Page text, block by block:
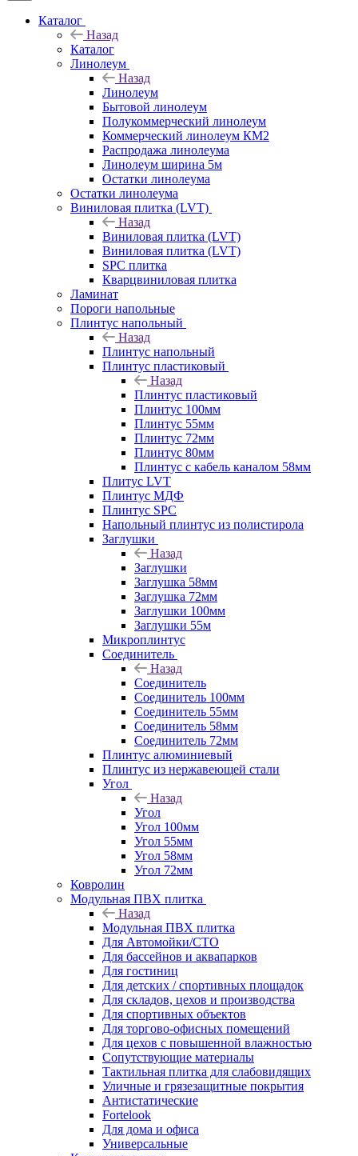
Каталог
Назад
Каталог
Линолеум
Назад
Линолеум
Бытовой линолеум
Полукоммерческий линолеум
Коммерческий линолеум КМ2
Распродажа линолеума
Линолеум ширина 5м
Остатки линолеума
Остатки линолеума
Виниловая плитка (LVT)
Назад
Виниловая плитка (LVT)
Виниловая плитка (LVT)
SPC плитка
Кварцвиниловая плитка
Ламинат
Пороги напольные
Плинтус напольный
Назад
Плинтус напольный
Плинтус пластиковый
Назад
Плинтус пластиковый
Плинтус 100мм
Плинтус 55мм
Плинтус 72мм
Плинтус 80мм
Плинтус с кабель каналом 58мм
Плитус LVT
Плинтус МДФ
Плинтус SPC
Напольный плинтус из полистирола
Заглушки
Назад
Заглушки
Заглушка 58мм
Заглушка 72мм
Заглушки 100мм
Заглушки 55м
Микроплинтус
Соединитель
Назад
Соединитель
Соединитель 100мм
Соединитель 55мм
Соединитель 58мм
Соединитель 72мм
Плинтус алюминиевый
Плинтус из нержавеющей стали
Угол
Назад
Угол
Угол 100мм
Угол 55мм
Угол 58мм
Угол 72мм
Ковролин
Модульная ПВХ плитка
Назад
Модульная ПВХ плитка
Для Автомойки/СТО
Для бассейнов и аквапарков
Для гостиниц
Для детских / спортивных площадок
Для складов, цехов и производства
Для спортивных объектов
Для торгово-офисных помещений
Для цехов с повышенной влажностью
Сопутствующие материалы
Тактильная плитка для слабовидящих
Уличные и грязезащитные покрытия
Антистатические
Fortelook
Для дома и офиса
Универсальные